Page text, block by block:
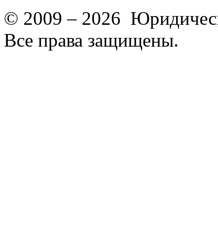
© 2009 – 2026
Все права защищены.